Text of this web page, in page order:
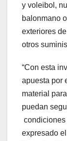
y voleibol,
balonmano
exteriores
otros
“Con esta
apuesta por
material
puedan
condiciones
expresado